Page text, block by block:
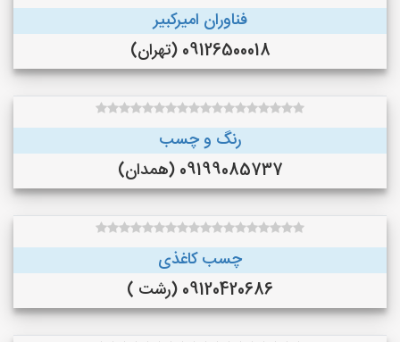
فناوران امیرکبیر
09126500018 (تهران)
رنگ و چسب
09199085737 (همدان)
چسب کاغذی
09120420686 (رشت )